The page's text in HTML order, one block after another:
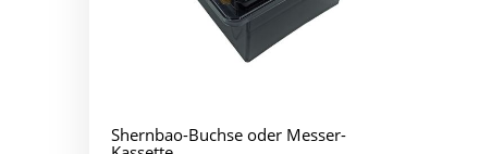
Shernbao-Buchse oder Messer-